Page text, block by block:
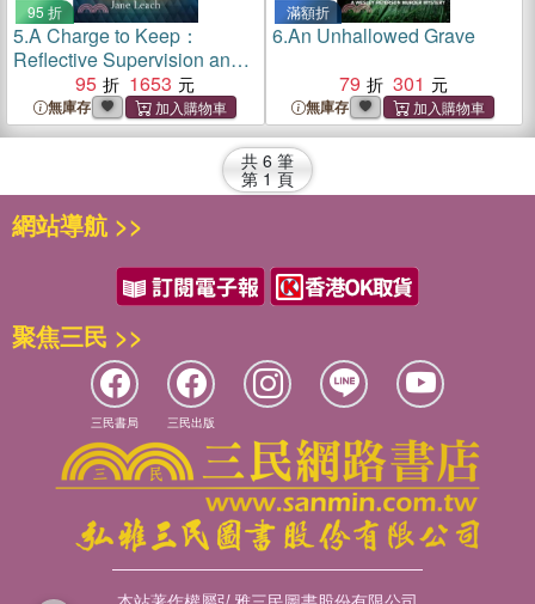
95 折
5.A Charge to Keep：
Reflective Supervision and
the Renewal of Christian
Leadership
95 1653
無庫存
滿額折
6.An Unhallowed Grave
79
301
無庫存
共 6 筆
第 1 頁
網站導航 >>
聚焦三民 >>
三民書局 三民出版